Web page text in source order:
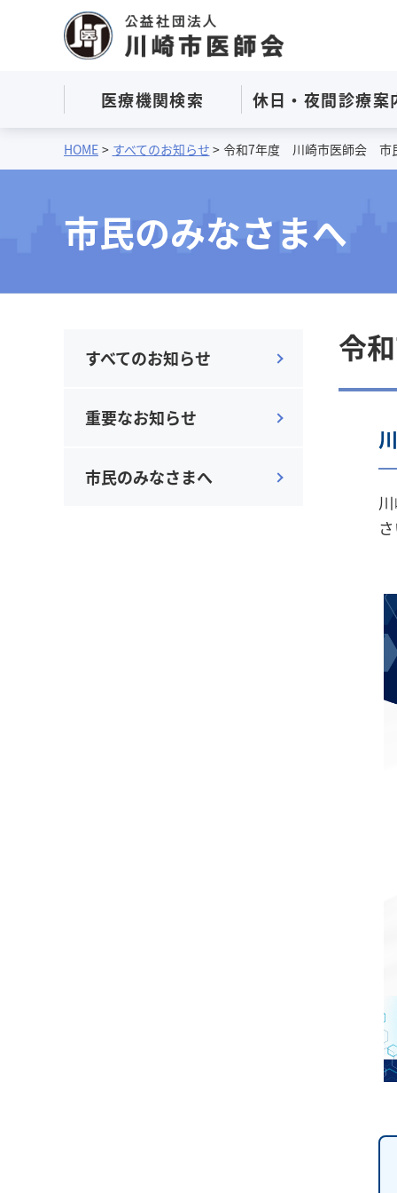
医療機関検索 休日・夜間診療案
HOME すべてのお知らせ 令和7年度 川崎市医師会 市
市民のみなさまへ
令
さ
すべてのお知らせ
重要なお知らせ
市民のみなさまへ